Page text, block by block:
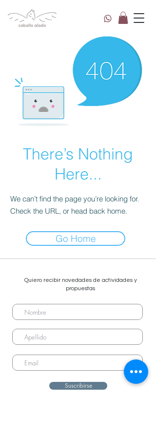
There’s Nothing
Here...
We can’t find the page you’re looking for.
Check the URL, or head back home.
Go Home
Quiero recibir novedades de actividades y
propuestas
Suscribirse